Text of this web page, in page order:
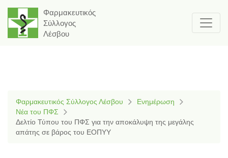
Φαρμακευτικός
Σύλλογος
Λέσβου
Φαρμακευτικός Σύλλογος Λέσβου
Ενημέρωση
Νέα του ΠΦΣ
Δελτίο Τύπου του ΠΦΣ για την αποκάλυψη της μεγάλης
απάτης σε βάρος του ΕΟΠΥΥ